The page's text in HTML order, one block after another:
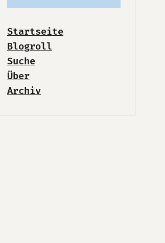
Startseite
Blogroll
Suche
Über
Archiv